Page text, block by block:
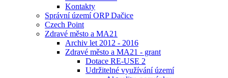
Kontakty
Správní území ORP Dačice
Czech Point
Zdravé město a MA21
Archiv let 2012 - 2016
Zdravé město a MA21 - grant
Dotace RE-USE 2
Udržitelné využívání území